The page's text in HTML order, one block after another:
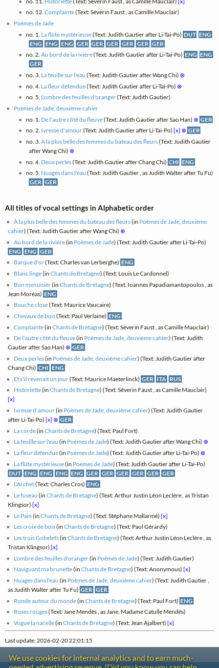
no. 12. Complainte(Text: Séverin Faust , as Camille Mauclair)
Poèmes de Jade
no. 1. La flûte mystérieuse(Text: Judith Gautier after Li-Tai-Po) DUT ENG
ENG ENG ENG GER GER GER GER GER GER
no. 2. Au bord de la rivière(Text: Judith Gautier after Li-Tai-Po) ENG ENG
GER
no. 3. La feuille sur l'eau (Text: Judith Gautier after Wang Chi) ⊗
no. 4. La fleur défendue(Text: Judith Gautier after Li-Tai-Po) ⊗
no. 5. L'ombre des feuilles d'oranger(Text: Judith Gautier)
Poèmes de Jade, deuxième cahier
no. 1. De l'autre côté du fleuve(Text: Judith Gautier after Sao Han) ⊗ GER
no. 2. Ivresse d'amour(Text: Judith Gautier after Li-Tai-Po) [x] ⊗ GER
no. 3. À la plus belle des femmes du bateau des fleurs(Text: Judith Gautier
after Wang Chi) ⊗
no. 4. Deux perles(Text: Judith Gautier after Chang Chi) CHI ENG
no. 5. Nuages dans l'eau (Text: Judith Gautier , as Judith Walter after Tu Fu)
GER GER
All titles of vocal settings in Alphabetic order
À la plus belle des femmes du bateau des fleurs(in Poèmes de Jade, deuxième
cahier) (Text: Judith Gautier after Wang Chi) ⊗
Au bord de la rivière(in Poèmes de Jade) (Text: Judith Gautier after Li-Tai-Po)
ENG ENG GER
Barque d'or(Text: Charles van Lerberghe) ENG
Blanc linge(inChants de Bretagne) (Text: Louis Le Cardonnel)
Bon menuisier(inChants de Bretagne) (Text: Ioannes Papadiamantopoulos , as
Jean Moréas) ENG
Bouche close(Text: Maurice Vaucaire)
Chevaux de bois(Text: Paul Verlaine) ENG
Complainte(inChants de Bretagne) (Text: Séverin Faust , as Camille Mauclair)
De l'autre côté du fleuve(in Poèmes de Jade, deuxième cahier) (Text: Judith
Gautier after Sao Han) ⊗ GER
Deux perles(in Poèmes de Jade, deuxième cahier) (Text: Judith Gautier after
Chang Chi) CHI ENG
Et s'il revenait un jour(Text: Maurice Maeterlinck) GER ITA RUS
Historiette(inChants de Bretagne) (Text: Séverin Faust , as Camille Mauclair)
[x]
Ivresse d'amour(in Poèmes de Jade, deuxième cahier) (Text: Judith Gautier
after Li-Tai-Po)[x] ⊗ GER
La corde(inChants de Bretagne) (Text: Paul Fort)
La feuille sur l'eau (in Poèmes de Jade) (Text: Judith Gautier after Wang Chi) ⊗
La fleur défendue(in Poèmes de Jade) (Text: Judith Gautier after Li-Tai-Po) ⊗
La flûte mystérieuse(in Poèmes de Jade) (Text: Judith Gautier after Li-Tai-Po)
DUT ENG ENG ENG ENG GER GER GER GER GER GER
L'Archet(Text: Charles Cros) ENG
Le fuseau(inChants de Bretagne) (Text: Arthur Justin Léon Leclère , as Tristan
Klingsor)[x]
Le Pain (inChants de Bretagne) (Text: Stéphane Mallarmé)[x]
Les croix de bois(inChants de Bretagne) (Text: Paul Gérardy)
Les trois Gobelets(inChants de Bretagne) (Text: Arthur Justin Léon Leclère , as
Tristan Klingsor)[x]
L'ombre des feuilles d'oranger(in Poèmes de Jade) (Text: Judith Gautier)
Naviguant ma brunette(inChants de Bretagne) (Text: Anonymous)[x]
Nuages dans l'eau (in Poèmes de Jade, deuxième cahier) (Text: Judith Gautier ,
as Judith Walter after Tu Fu) GER GER
Ronde autour du monde(inChants de Bretagne) (Text: Paul Fort) ENG
Roses rouges(Text: Jane Mendès , as Jane, Madame Catulle Mendès)
Vogue la nacelle(inChants de Bretagne) (Text: Jean Ajalbert)[x]
Last update: 2026-02-20 22:01:15
We use cookies for internal analytics and to earn much-